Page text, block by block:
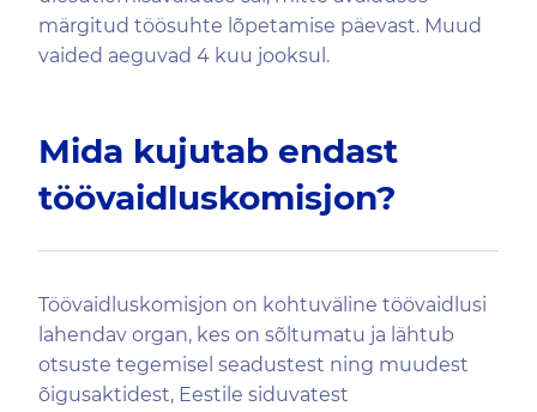
märgitud töösuhte lõpetamise päevast. Muud
vaided aeguvad 4 kuu jooksul.
Mida kujutab endast
töövaidluskomisjon?
Töövaidluskomisjon on kohtuväline töövaidlusi
lahendav organ, kes on sõltumatu ja lähtub
otsuste tegemisel seadustest ning muudest
õigusaktidest, Eestile siduvatest